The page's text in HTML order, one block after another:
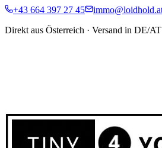
+43 664 397 27 45
Direkt aus Österreich · Versand in DE/AT